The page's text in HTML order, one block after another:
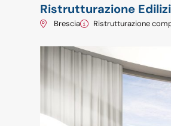
Ristrutturazione
Brescia Ristrutturazione